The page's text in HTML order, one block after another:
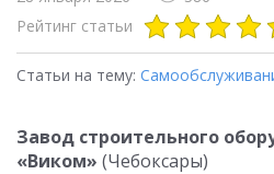
Рейтинг статьи
Статьи на тему:
Завод строительного
«Виком» (Чебоксары)